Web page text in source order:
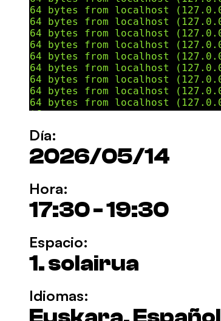
Día:
2026/05/14
Hora:
17:30 - 19:30
Espacio:
1. solairua
Idiomas: